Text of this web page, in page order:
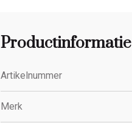
Productinformatie
Artikelnummer
Merk